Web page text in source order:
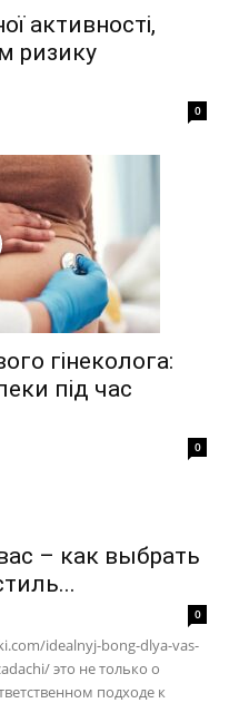
активності,
ризику
0
гінеколога:
під час
0
– как выбрать
0
idealnyj-bong-dlya-vas-
это не только о
подходе к